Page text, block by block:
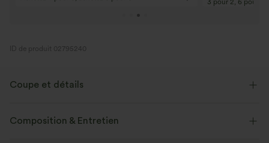
3 pour 2, 6 pour 4,
ID de produit 02795240
Coupe et détails
Coupe classique Col rond
Composition & Entretien